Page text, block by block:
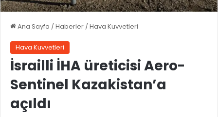
Ana Sayfa / Haberler / Hava Kuvvetleri
Hava Kuvvetleri
İsrailli İHA üreticisi Aero-
Sentinel Kazakistan’a
açıldı